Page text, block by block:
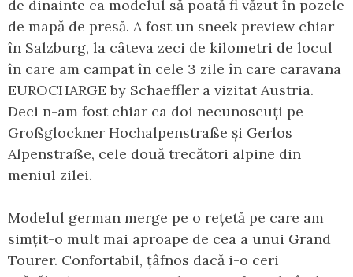
de dinainte ca modelul să poată fi văzut în pozele
de mapă de presă. A fost un sneek preview chiar
în Salzburg, la câteva zeci de kilometri de locul
în care am campat în cele 3 zile în care caravana
EUROCHARGE by Schaeffler a vizitat Austria.
Deci n-am fost chiar ca doi necunoscuți pe
Großglockner Hochalpenstraße și Gerlos
Alpenstraße, cele două trecători alpine din
meniul zilei.
Modelul german merge pe o rețetă pe care am
simțit-o mult mai aproape de cea a unui Grand
Tourer. Confortabil, țâfnos dacă i-o ceri